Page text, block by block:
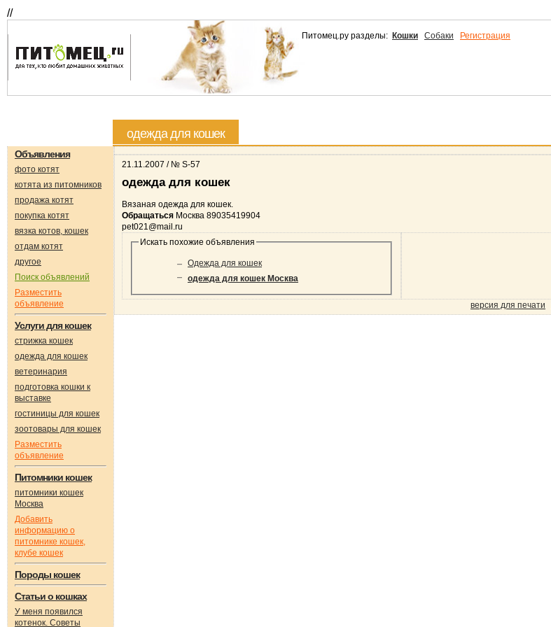
//
Питомец.ру разделы: Кошки Собаки Регистрация
одежда для кошек
Объявления
фото котят
котята из питомников
продажа котят
покупка котят
вязка котов, кошек
отдам котят
другое
Поиск объявлений
Разместить
объявление
Услуги для кошек
стрижка кошек
одежда для кошек
ветеринария
подготовка кошки к
выставке
гостиницы для кошек
зоотовары для кошек
Разместить
объявление
Питомники кошек
питомники кошек
Москва
Добавить
информацию о
питомнике кошек,
клубе кошек
Породы кошек
Статьи о кошках
У меня появился
котенок. Советы
21.11.2007 / № S-57
одежда для кошек
Вязаная одежда для кошек.
Обращаться Москва 89035419904
pet021@mail.ru
Искать похожие объявления
Одежда для кошек
одежда для кошек Москва
версия для печати